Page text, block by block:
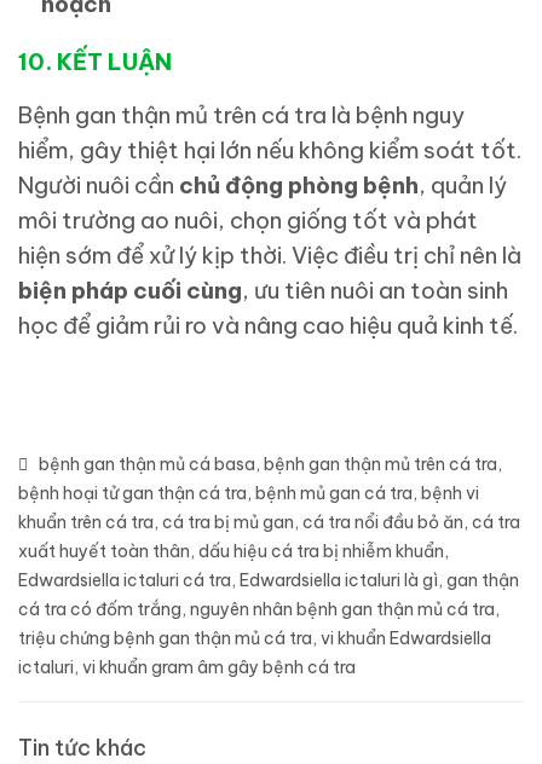
10. KẾT LUẬN
Bệnh gan thận mủ trên cá tra là bệnh nguy
hiểm, gây thiệt hại lớn nếu không kiểm soát tốt.
Người nuôi cần chủ động phòng bệnh, quản lý
môi trường ao nuôi, chọn giống tốt và phát
hiện sớm để xử lý kịp thời. Việc điều trị chỉ nên là
biện pháp cuối cùng, ưu tiên nuôi an toàn sinh
học để giảm rủi ro và nâng cao hiệu quả kinh tế.
bệnh gan thận mủ cá basa, bệnh gan thận mủ trên cá tra,
bệnh hoại tử gan thận cá tra, bệnh mủ gan cá tra, bệnh vi
khuẩn trên cá tra, cá tra bị mủ gan, cá tra nổi đầu bỏ ăn, cá tra
xuất huyết toàn thân, dấu hiệu cá tra bị nhiễm khuẩn,
Edwardsiella ictaluri cá tra, Edwardsiella ictaluri là gì, gan thận
cá tra có đốm trắng, nguyên nhân bệnh gan thận mủ cá tra,
triệu chứng bệnh gan thận mủ cá tra, vi khuẩn Edwardsiella
ictaluri, vi khuẩn gram âm gây bệnh cá tra
Tin tức khác